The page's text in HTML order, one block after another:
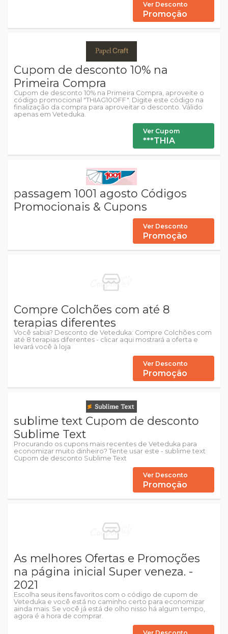
Ver Desconto
Promoção
Cupom de desconto 10% na
Primeira Compra
Cupom de desconto 10% na Primeira Compra, aproveite o
código promocional "THIAG10OFF". Digite este código na
finalização da compra para aproveitar o desconto. Válido
apenas em Veteduka.
Ver Cupom
***THIA
passagem 1001 agosto Códigos
Promocionais & Cupons
Ver Desconto
Promoção
Compre Colchões com até 8
terapias diferentes
Você sabia? Desconto de Veteduka: Compre Colchões com
até 8 terapias diferentes - clicar aqui mostrará a oferta e
levará você à loja
Ver Desconto
Promoção
sublime text Cupom de desconto
Sublime Text
Procurando os cupons mais recentes de Veteduka para
economizar muito dinheiro? Tente usar este - sublime text
Cupom de desconto Sublime Text
Ver Desconto
Promoção
As melhores Ofertas e Promoções
na página inicial Super veneza. -
2021
Escolha seus itens favoritos com o código de cupom de
Veteduka e você está no caminho certo para economizar
ainda mais. Se você já está de olho nisso há algum tempo,
agora é a hora de comprar.